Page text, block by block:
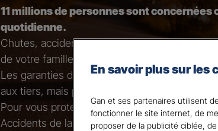
11 millions de personnes sont concernées
quotidienne.
Chutes, accidents de bricolage ou
de votre famille…
Les garanties de responsabilité civile de vos
aux tiers, mais pas ceux que vous et votre
Pour vous protéger ainsi que vos proches
Accidents de la Vie !
En savoir plus sur les
Gan et ses partenaires utilisent
fonctionner le site internet, de
proposer de la publicité ciblée,